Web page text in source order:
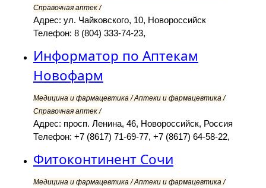
Справочная аптек /
Адрес: ул. Чайковского, 10, Новороссийск
Телефон: 8 (804) 333-74-23,
Информатор по Аптекам
Новофарм
Медицина и фармацевтика / Аптеки и фармацевтика /
Справочная аптек /
Адрес: просп. Ленина, 46, Новороссийск, Россия
Телефон: +7 (8617) 71-69-77, +7 (8617) 64-58-22,
Фитоконтинент Сочи
Медицина и фармацевтика / Аптеки и фармацевтика /